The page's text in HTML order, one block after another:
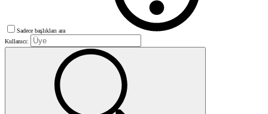
Sadece başlıkları ara
Kullanıcı: